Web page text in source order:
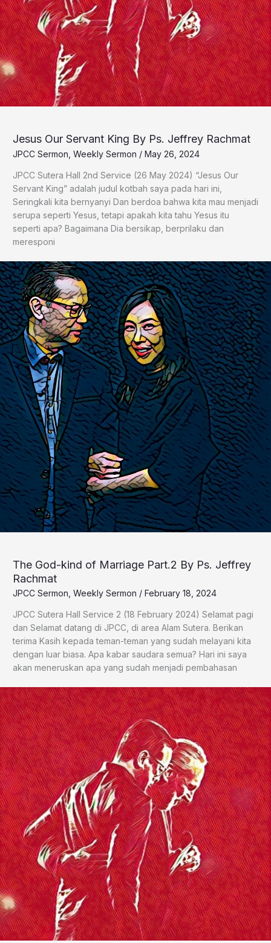
Jesus Our Servant King By Ps. Jeffrey Rachmat
JPCC Sermon Weekly Sermon / May 26, 2024
JPCC Sutera Hall 2nd Service (26 May 2024) “Jesus Our
Servant King” adalah judul kotbah saya pada hari ini,
Seringkali kita bernyanyi Dan berdoa bahwa kita mau menjadi
serupa seperti Yesus, tetapi apakah kita tahu Yesus itu
seperti apa? Bagaimana Dia bersikap, berprilaku dan
meresponi
The God-kind of Marriage Part.2 By Ps. Jeffrey
Rachmat
JPCC Sermon Weekly Sermon / February 18, 2024
JPCC Sutera Hall Service 2 (18 February 2024) Selamat pagi
dan Selamat datang di JPCC, di area Alam Sutera. Berikan
terima Kasih kepada teman-teman yang sudah melayani kita
dengan luar biasa. Apa kabar saudara semua? Hari ini saya
akan meneruskan apa yang sudah menjadi pembahasan